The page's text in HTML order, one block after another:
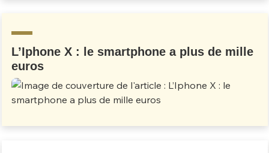
L’Iphone X : le smartphone a plus de mille
euros